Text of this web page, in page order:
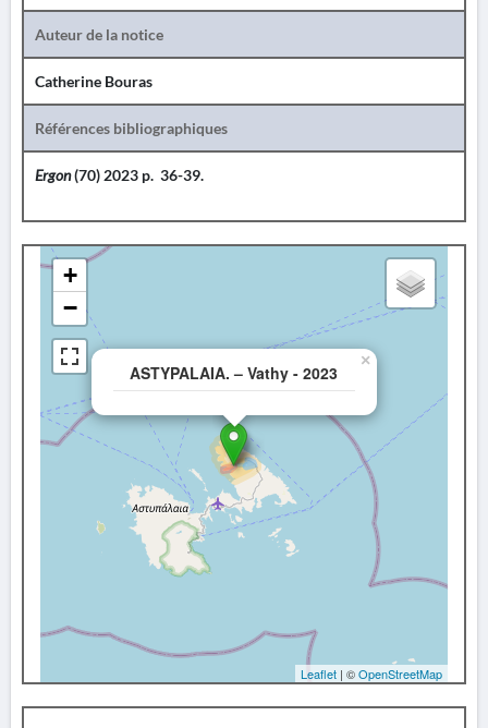
Auteur de la notice
Catherine Bouras
Références bibliographiques
Ergon(70) 2023 p. 36-39.
ASTYPALAIA. – Vathy - 2023
×
+
−
Leaflet | ©OpenStreetMap